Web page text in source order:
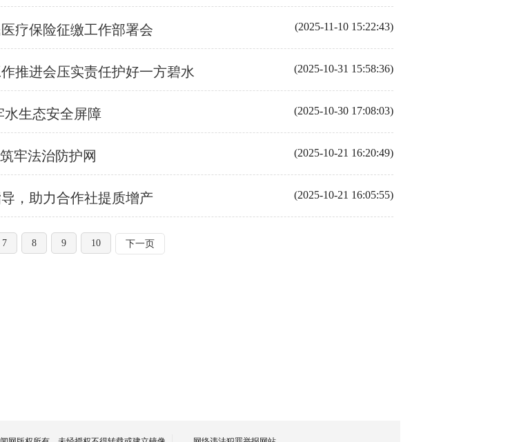
疗保险征缴工作部署会 (2025-11-10 15:22:43)
推进会压实责任护好一方碧水 (2025-10-31 15:58:36)
水生态安全屏障 (2025-10-30 17:08:03)
牢法治防护网 (2025-10-21 16:20:49)
，助力合作社提质增产 (2025-10-21 16:05:55)
7 8 9 10 下一页